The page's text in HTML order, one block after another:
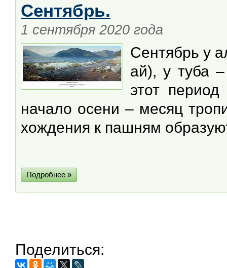
Сентябрь.
1 сентября 2020 года
Сентябрь у
ай), у туба
этот
начало осени – месяц
хождения к пашням
Подробнее »
Поделиться: